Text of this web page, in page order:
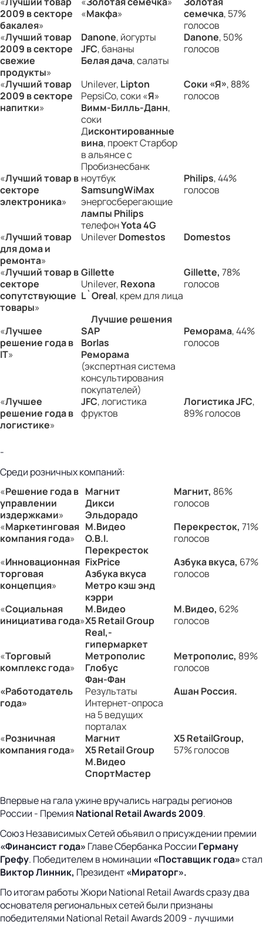
2009 в секторе
бакалея»
«Макфа»
семечка, 57%
голосов
«Лучший товар
2009 в секторе
свежие
продукты»
Danone, йогурты
JFC, бананы
Белая дача, салаты
Danone, 50%
голосов
«Лучший товар
2009 в секторе
напитки»
Unilever, Lipton
PepsiCo, соки «Я»
Вимм-Билль-Данн,
соки
Дисконтированные
вина, проект Старбор
в альянсе с
Пробизнесбанк
Соки «Я», 88%
голосов
«Лучший товар в
секторе
электроника»
ноутбук
SamsungWiMax
энергосберегающие
лампы Philips
телефонYota4G
Philips, 44%
голосов
«Лучший товар
для дома и
ремонта»
UnileverDomestos Domestos
«Лучший товар в
секторе
сопутствующие
товары»
Gillette
Unilever, Rexona
L`Oreal, крем для лица
Gillette, 78%
голосов
Лучшие решения
«Лучшее
решение года в
IT»
SAP
Borlas
Реморама
(экспертная система
консультирования
покупателей)
Реморама, 44%
голосов
«Лучшее
решение года в
логистике»
JFC, логистика
фруктов
ЛогистикаJFC,
89% голосов
-
Среди розничных компаний:
«Решение года в
управлении
издержками»
Магнит
Дикси
Эльдорадо
Магнит, 86%
голосов
«Маркетинговая
компания года»
М.Видео
O.B.I.
Перекресток
Перекресток, 71%
голосов
«Инновационная
торговая
концепция»
FixPrice
Азбука вкуса
Метро кэш энд
кэрри
Азбука вкуса, 67%
голосов
«Социальная
инициатива года»
М.Видео
X5Retail Group
Real,-
гипермаркет
М.Видео, 62%
голосов
«Торговый
комплекс года»
Метрополис
Глобус
Фан-Фан
Метрополис, 89%
голосов
«Работодатель
года»
Результаты
Интернет-опроса
на 5 ведущих
порталах
Ашан Россия.
«Розничная
компания года»
Магнит
X5Retail Group
М.Видео
СпортМастер
X5RetailGroup,
57% голосов
Впервые на гала ужине вручались награды регионов
России - Премия NationalRetailAwards 2009.
Союз Независимых Сетей объявил о присуждении премии
«Финансист года» Главе Сбербанка России Герману
Грефу. Победителем в номинации «Поставщик года»стал
Виктор Линник, Президент«Мираторг».
По итогам работы Жюри National Retail Awards сразу два
основателя региональных сетей были признаны
победителями National Retail Awards 2009 - лучшими